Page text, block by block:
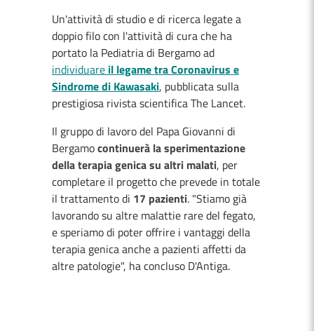
Un'attività di studio e di ricerca legate a
doppio filo con l'attività di cura che ha
portato la Pediatria di Bergamo ad
individuare il legame tra Coronavirus e
Sindrome di Kawasaki, pubblicata sulla
prestigiosa rivista scientifica The Lancet.
Il gruppo di lavoro del Papa Giovanni di
Bergamocontinuerà la sperimentazione
della terapia genica su altri malati, per
completare il progetto che prevede in totale
il trattamento di 17 pazienti. "Stiamo già
lavorando su altre malattie rare del fegato,
e speriamo di poter offrire i vantaggi della
terapia genica anche a pazienti affetti da
altre patologie", ha concluso D'Antiga.